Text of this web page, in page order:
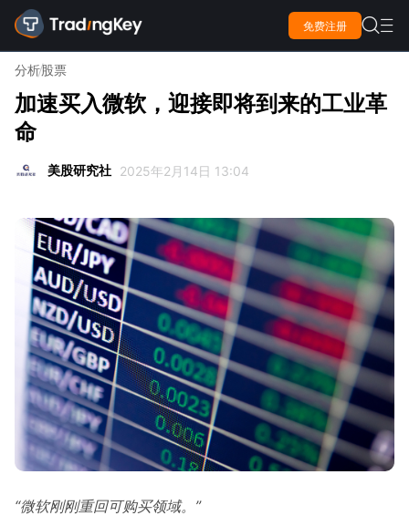
免费注册  
分析股票
加速买入微软，迎接即将到来的工业革
命
美股研究社 2025年2月14日 13:04
“微软刚刚重回可购买领域。”